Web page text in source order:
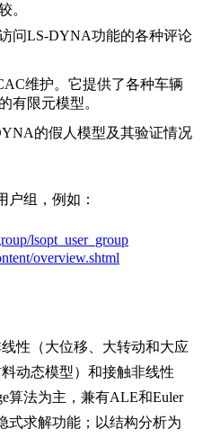
。
问LS-DYNA功能的各种评论
维护。它提供了各种车辆
有限元模型。
的假人模型及其验证情况
户组，例如：
lsopt_user_group
overview.shtml
性（大位移、大转动和大应
动态模型）和接触非线性
算法为主，兼有ALE和Euler
式求解功能；以结构分析为